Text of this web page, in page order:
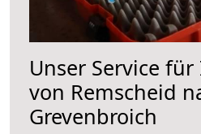
Unser Service
von Remscheid
Grevenbroich